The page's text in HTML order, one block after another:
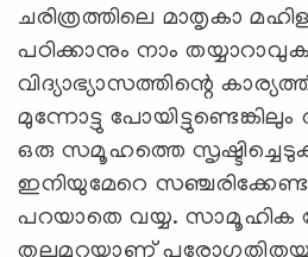
ചരിത്രത്തിലെ മാതൃകാ
പഠിക്കാനും നാം
വിദ്യാഭ്യാസത്തിന്റെ
മുന്നോട്ടു
ഒരു സമൂഹത്തെ
ഇനിയുമേറെ
പറയാതെ വയ്യ.